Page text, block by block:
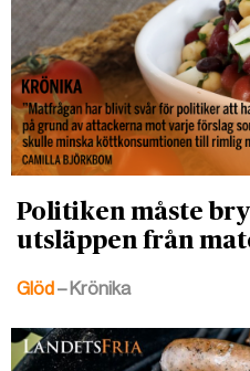
Politiken måste
utsläppen från
Glöd – Krönika